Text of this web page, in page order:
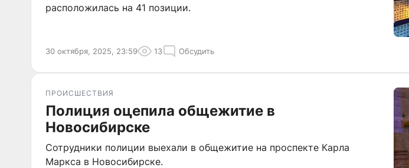
расположилась на 41 позиции.
30 октября, 2025, 23:59 13 Обсудить
ПРОИСШЕСТВИЯ
Полиция оцепила общежитие в
Новосибирске
Сотрудники полиции выехали в общежитие на проспекте Карла
Маркса в Новосибирске.